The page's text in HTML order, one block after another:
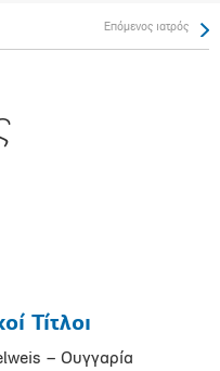
Επόμενος ιατρός
Τίτλοι
– Ουγγαρία